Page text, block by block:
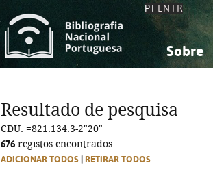
PT EN FR
Sobre
Ciências
Ciências
Resultado de pesquisa
CDU: =821.134.3-2"20"
676 registos encontrados
ADICIONAR TODOS RETIRAR TODOS